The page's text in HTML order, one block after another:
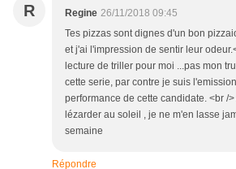
R Regine 26/11/2018 09:45
Tes pizzas sont dignes d'un bon
et j'ai l'impression de sentir leur
lecture de triller pour moi ...pas mon
cette serie, par contre je suis
performance de cette candidate. <br /
lézarder au soleil , je ne m'en lasse
semaine
Répondre